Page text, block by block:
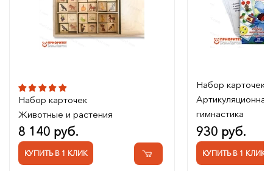
Набор карточек
Животные и растения
8 140 руб.
КУПИТЬ В 1 КЛИК
Набор карточек
Артикуляционная
гимнастика
930 руб.
КУПИТЬ В 1 КЛИК